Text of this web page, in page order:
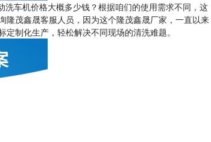
车机价格大概多少钱？根据咱们的使用需求不同，这
茂鑫晟客服人员，因为这个隆茂鑫晟厂家，一直以来
制化生产，轻松解决不同现场的清洗难题。